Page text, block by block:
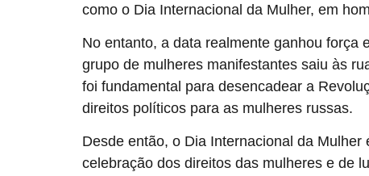
como o Dia Internacional da Mulher, em
No entanto, a data realmente ganhou força
grupo de mulheres manifestantes saiu às
foi fundamental para desencadear a
direitos políticos para as mulheres russas.
Desde então, o Dia Internacional da
celebração dos direitos das mulheres e de